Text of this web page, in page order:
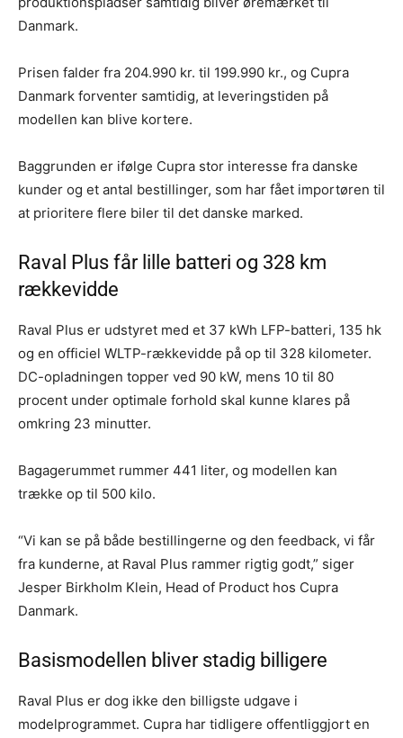
Danmark.
Prisen falder fra 204.990 kr. til 199.990 kr., og Cupra
Danmark forventer samtidig, at leveringstiden på
modellen kan blive kortere.
Baggrunden er ifølge Cupra stor interesse fra danske
kunder og et antal bestillinger, som har fået importøren til
at prioritere flere biler til det danske marked.
Raval Plus får lille batteri og 328 km
rækkevidde
Raval Plus er udstyret med et 37 kWh LFP-batteri, 135 hk
og en officiel WLTP-rækkevidde på op til 328 kilometer.
DC-opladningen topper ved 90 kW, mens 10 til 80
procent under optimale forhold skal kunne klares på
omkring 23 minutter.
Bagagerummet rummer 441 liter, og modellen kan
trække op til 500 kilo.
“Vi kan se på både bestillingerne og den feedback, vi får
fra kunderne, at Raval Plus rammer rigtig godt,” siger
Jesper Birkholm Klein, Head of Product hos Cupra
Danmark.
Basismodellen bliver stadig billigere
Raval Plus er dog ikke den billigste udgave i
modelprogrammet. Cupra har tidligere offentliggjort en